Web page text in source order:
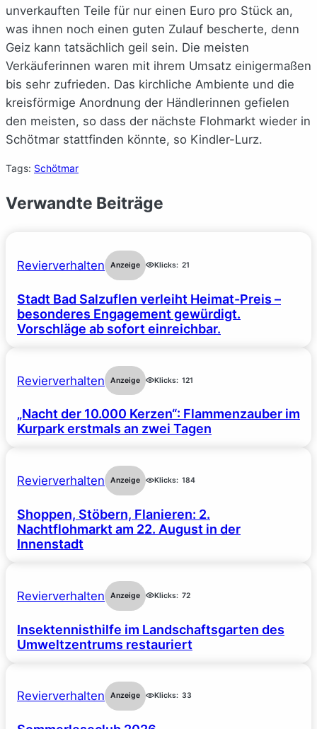
unverkauften Teile für nur einen Euro pro Stück an,
was ihnen noch einen guten Zulauf bescherte, denn
Geiz kann tatsächlich geil sein. Die meisten
Verkäuferinnen waren mit ihrem Umsatz einigermaßen
bis sehr zufrieden. Das kirchliche Ambiente und die
kreisförmige Anordnung der Händlerinnen gefielen
den meisten, so dass der nächste Flohmarkt wieder in
Schötmar stattfinden könnte, so Kindler-Lurz.
Tags: Schötmar
Verwandte Beiträge
Revierverhalten Anzeige Klicks: 21
Stadt Bad Salzuflen verleiht Heimat-Preis –
besonderes Engagement gewürdigt.
Vorschläge ab sofort einreichbar.
Revierverhalten Anzeige Klicks: 121
„Nacht der 10.000 Kerzen“: Flammenzauber im
Kurpark erstmals an zwei Tagen
Revierverhalten Anzeige Klicks: 184
Shoppen, Stöbern, Flanieren: 2.
Nachtflohmarkt am 22. August in der
Innenstadt
Revierverhalten Anzeige Klicks: 72
Insektennisthilfe im Landschaftsgarten des
Umweltzentrums restauriert
Revierverhalten Anzeige Klicks: 33